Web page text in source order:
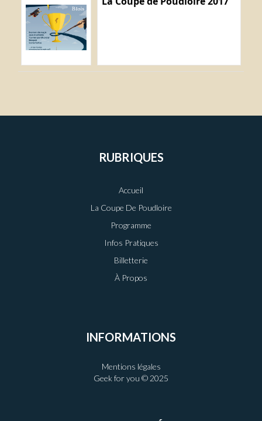
RUBRIQUES
Accueil
La Coupe De Poudloire
Programme
Infos Pratiques
Billetterie
À Propos
INFORMATIONS
Mentions légales
Geek for you © 2025